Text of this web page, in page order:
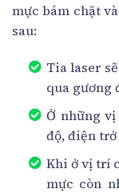
mực bám chặt
sau:
Tia laser
qua gương
Ở những
độ, điện
Khi ở vị trí
mực còn